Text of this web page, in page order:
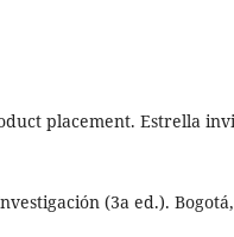
placement. Estrella
(3a ed.). Bogotá,